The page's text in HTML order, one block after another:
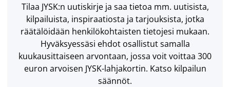
Tilaa JYSK:n uutiskirje ja saa tietoa mm. uutisista,
kilpailuista, inspiraatiosta ja tarjouksista, jotka
räätälöidään henkilökohtaisten tietojesi mukaan.
Hyväksyessäsi ehdot osallistut samalla
kuukausittaiseen arvontaan, jossa voit voittaa 300
euron arvoisen JYSK-lahjakortin. Katso kilpailun
säännöt.